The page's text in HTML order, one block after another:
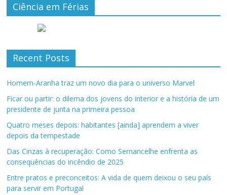
Ciência em Férias
Recent Posts
Homem-Aranha traz um novo dia para o universo Marvel
Ficar ou partir: o dilema dos jovens do interior e a história de um
presidente de junta na primeira pessoa
Quatro meses depois: habitantes [ainda] aprendem a viver
depois da tempestade
Das Cinzas à recuperação: Como Sernancelhe enfrenta as
consequências do incêndio de 2025
Entre pratos e preconceitos: A vida de quem deixou o seu país
para servir em Portugal